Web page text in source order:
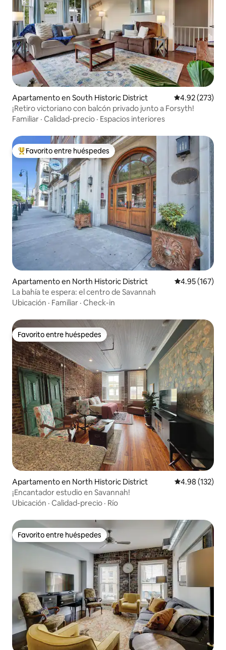
Apartamento en South Historic District Calificación
4.92 (273)
¡Retiro victoriano con balcón privado junto a Forsyth!
Familiar · Calidad-precio · Espacios interiores
Favorito entre huéspedes preferido
Favorito entre huéspedes
Apartamento en North Historic District Calificación
4.95 (167)
La bahía te espera: el centro de Savannah
Ubicación · Familiar · Check-in
Favorito entre huéspedes
Favorito entre huéspedes
Apartamento en North Historic District Calificación
4.98 (132)
¡Encantador estudio en Savannah!
Ubicación · Calidad-precio · Río
Favorito entre huéspedes
Favorito entre huéspedes